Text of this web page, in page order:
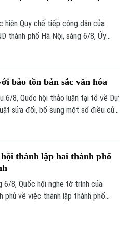
hiện Quy chế tiếp công dân của
thành phố Hà Nội, sáng 6/8, Ủy
bảo tồn bản sắc văn hóa
6/8, Quốc hội thảo luận tại tổ về Dự
sửa đổi, bổ sung một số điều của
cắt giảm thủ tục hành chính,
mạnh từ tiền kiểm sang hậu kiểm
mạnh chuyển đổi số.
thành lập hai thành phố
6/8, Quốc hội nghe tờ trình của
phủ về việc thành lập thành phố